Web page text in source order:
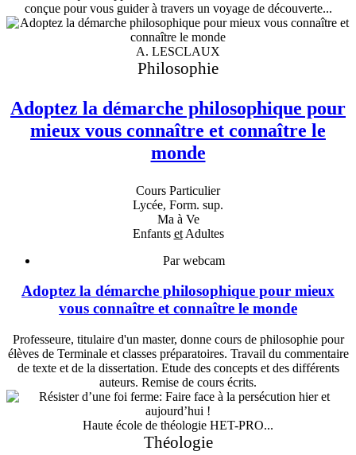
conçue pour vous guider à travers un voyage de découverte...
A. LESCLAUX
Philosophie
Adoptez la démarche philosophique pour
mieux vous connaître et connaître le
monde
Cours Particulier
Lycée, Form. sup.
Ma à Ve
Enfants etAdultes
Par webcam
Adoptez la démarche philosophique pour mieux
vous connaître et connaître le monde
Professeure, titulaire d'un master, donne cours de philosophie pour
élèves de Terminale et classes préparatoires. Travail du commentaire
de texte et de la dissertation. Etude des concepts et des différents
auteurs. Remise de cours écrits.
Haute école de théologie HET-PRO...
Théologie